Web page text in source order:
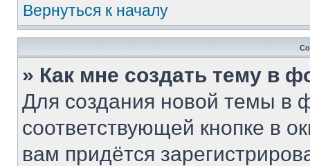
Вернуться к началу
» Как мне создать тему в
Для создания новой темы в
соответствующей кнопке в
вам придётся